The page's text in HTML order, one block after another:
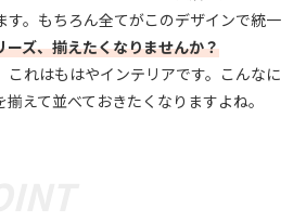
す。もちろん全てがこのデザインで統一
ーズ、揃えたくなりませんか？
これはもはやインテリアです。こんなに
えて並べておきたくなりますよね。